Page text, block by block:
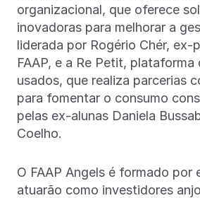
organizacional, que oferece
inovadoras para melhorar a
liderada por Rogério Chér, ex-
FAAP, e a Re Petit,
usados, que realiza parcerias
para fomentar o consumo
pelas ex-alunas Daniela
Coelho.
O FAAP Angels é formado por
atuarão como investidores